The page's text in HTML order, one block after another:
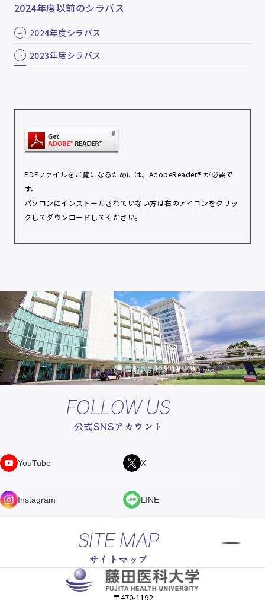
2024年度以前のシラバス
2024年度シラバス
2023年度シラバス
PDFファイルをご覧になるためには、 AdobeReader® が必要で
す。
パソコンにインストールされていない方は右のアイコンをクリッ
クしてダウンロードしてください。
FOLLOW US
公式SNSアカウント
YouTube X
Instagram LINE
SITE MAP
サイトマップ
〒470-1192